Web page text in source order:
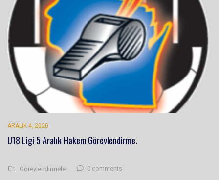
ARALIK 4, 2020
U18 Ligi 5 Aralık Hakem Görevlendirme.
Görevlendirmeler 0 comments